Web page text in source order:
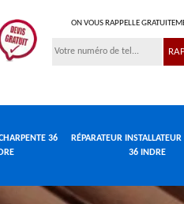
ON VOUS RAPPELLE
36
RÉPARATEUR
36 INDRE